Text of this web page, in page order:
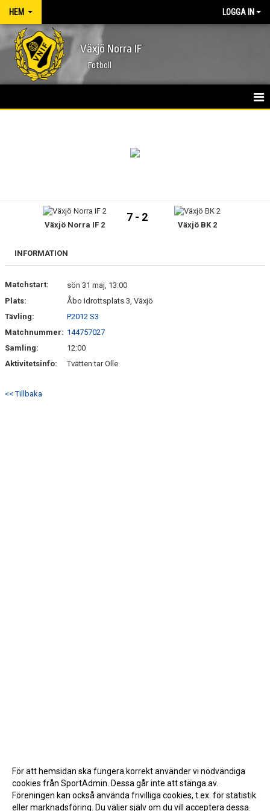
HEM LOGGA IN
Växjö Norra IF
Fotboll
KALENDER
MATCHER
MEDLEM
DOKUMENT
FÖLJ OSS PÅ FACEBOOK
Växjö Norra IF 2
7 - 2
Växjö BK 2
INFORMATION
Matchstart:
sön 31 maj, 13:00
Plats:
Åbo Idrottsplats 3, Växjö
Tävling:
P2012 S3
Matchnummer: 144757027
Samling:
12:00
Aktivitetsinfo:
Tvätten tar Olle
<< Tillbaka
För att hemsidan ska fungera korrekt använder vi nödvändiga
cookies från SportAdmin. Dessa går inte att stänga av.
Föreningen kan också använda frivilliga cookies, t.ex. för statistik
eller marknadsföring. Du väljer själv om du vill acceptera dessa.